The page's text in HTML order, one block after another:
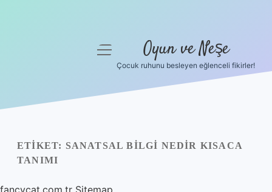
Yasal Uyarı
menüyü
Oyun ve Neşe
Çocuk ruhunu besleyen eğlenceli fikirler!
ETIKET: SANATSAL BILGI NEDIR KISACA
TANIMI
fancycat.com.tr Sitemap